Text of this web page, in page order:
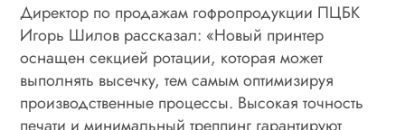
Директор по продажам гофропродукции ПЦБК
Игорь Шилов рассказал: «Новый принтер
оснащен секцией ротации, которая может
выполнять высечку, тем самым оптимизируя
производственные процессы. Высокая точность